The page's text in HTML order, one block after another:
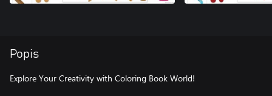
Popis
Explore Your Creativity with Coloring Book World!